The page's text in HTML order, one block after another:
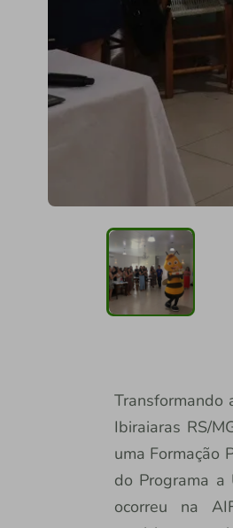
Transformando
Ibiraiaras RS/
uma Formação
do Programa a
ocorreu na